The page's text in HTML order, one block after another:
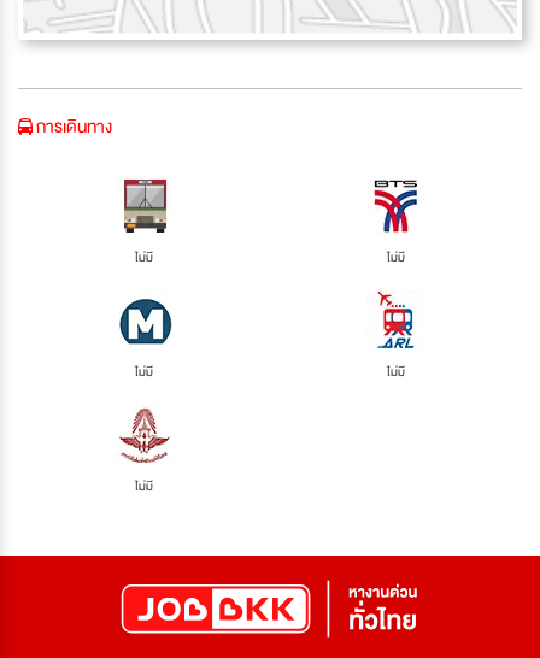
การเดินทาง
ไม่มี ไม่มี
ไม่มี ไม่มี
ไม่มี